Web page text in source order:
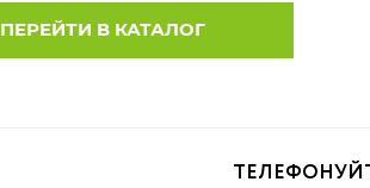
ПЕРЕЙТИ В КАТАЛОГ